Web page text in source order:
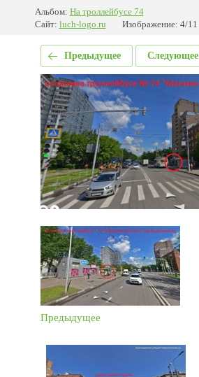
Альбом: На троллейбусе 74
Сайт: luch-logo.ru Изображение: 4/11
Предыдущее Следующее
Предыдущее